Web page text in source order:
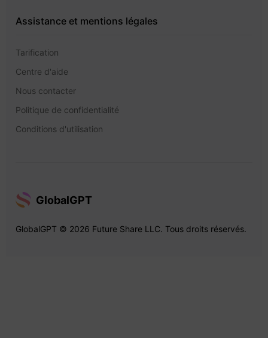
Assistance et mentions légales
Tarification
Centre d'aide
Nous contacter
Politique de confidentialité
Conditions d'utilisation
GlobalGPT
GlobalGPT © 2026 Future Share LLC. Tous droits réservés.